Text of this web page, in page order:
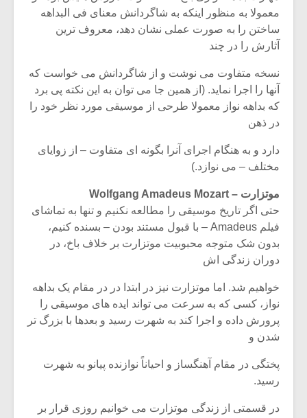
معمولا به منظور اینکه به شاگردانش معنای فی البداهه
ساختن را به صورت عملی نشان دهد، معروف ترین
آثارش را در چند
نسخه متفاوت می نوشت و از شاگردانش می خواست که
آنها را اجرا نماید. (از همین جا می توان به این نکته پی برد
که بداهه نواز معمولا طرحی از موسیقی مورد نظر خود را
در ذهن
دارد و به هنگام اجرای آنرا بگونه ای متفاوت – از زوایای
مختلف – می نوازد.)
موتزارت – Wolfgang Amadeus Mozart
حتی اگر تاریخ موسیقی را مطالعه نکنیم و تنها به تماشای
فیلم Amadeus – با قبول مستند بودن – بسنده کنیم،
بدون شک متوجه محبوبیت موتزارت بر خلاف باخ، در
دوران زندگی اش
خواهیم شد. اما موتزارت نیز در ابتدا در در مقام یک بداهه
نواز، کسی که به سرعت می تواند ایده های موسیقی را
پرورش داده و اجرا کند به شهرت رسید و بعدها با بزرگ تر
شدن و
پختگی در مقام آهنگساز و احیاناً نوازنده پیانو به شهرت
رسید.
در قسمتی از زندگی موتزارت می خوانیم روزی قرار بر